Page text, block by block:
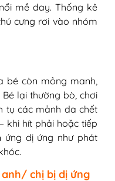
mề đay. Thống kê
cưng rơi vào nhóm
bé còn mỏng manh,
lại thường bò, chơi
tụ các mảnh da chết
khi hít phải hoặc tiếp
dị ứng như phát
chị bị dị ứng